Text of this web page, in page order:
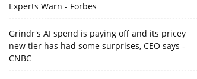
Experts Warn - Forbes
Grindr's AI spend is paying off and its pricey
new tier has had some surprises, CEO says -
CNBC